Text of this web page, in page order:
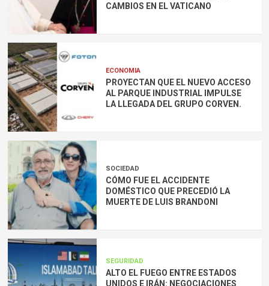
CAMBIOS EN EL VATICANO
ECONOMIA
PROYECTAN QUE EL NUEVO ACCESO
AL PARQUE INDUSTRIAL IMPULSE
LA LLEGADA DEL GRUPO CORVEN.
SOCIEDAD
CÓMO FUE EL ACCIDENTE
DOMÉSTICO QUE PRECEDIÓ LA
MUERTE DE LUIS BRANDONI
SEGURIDAD
ALTO EL FUEGO ENTRE ESTADOS
UNIDOS E IRÁN: NEGOCIACIONES